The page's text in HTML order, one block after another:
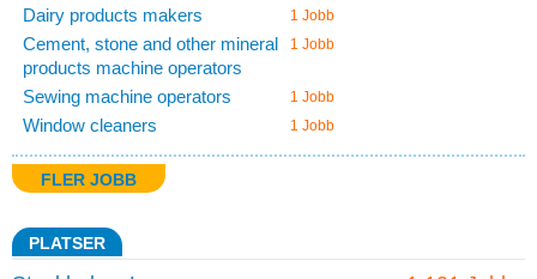
Dairy products makers 1 Jobb
Cement, stone and other mineral
products machine operators
1 Jobb
Sewing machine operators 1 Jobb
Window cleaners 1 Jobb
FLER JOBB
PLATSER